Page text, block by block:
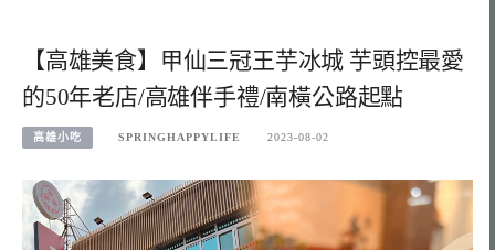
【高雄美食】甲仙三冠王芋冰城 芋頭控最愛
的50年老店/高雄伴手禮/南橫公路起點
高雄小吃 SPRINGHAPPYLIFE 2023-08-02